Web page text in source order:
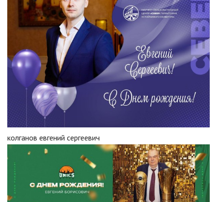
колганов евгений сергеевич